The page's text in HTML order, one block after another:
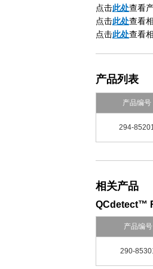
点击此处查看
点击此处查看
点击此处查看
产品列表
产品编号
294-
相关产品
QCdetect™
产品编号
290-